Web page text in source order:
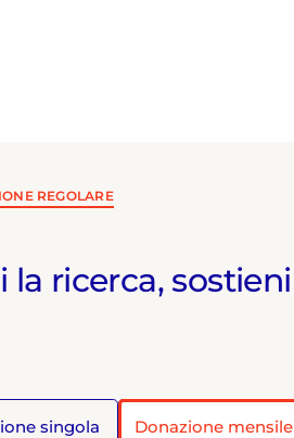
REGOLARE
la ricerca, sostieni
singola Donazione mensile